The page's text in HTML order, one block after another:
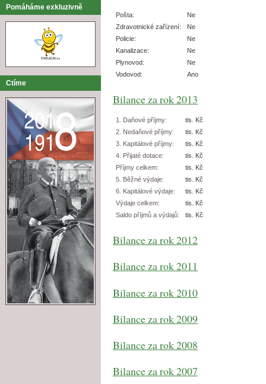
Pomáháme exkluzivně
Ctíme
Pošta:
Ne
Zdravotnické zařízení:
Ne
Policie:
Ne
Kanalizace:
Ne
Plynovod:
Ne
Vodovod:
Ano
Bilance za rok 2013
1. Daňové příjmy:
tis. Kč
2. Nedaňové příjmy:
tis. Kč
3. Kapitálové příjmy:
tis. Kč
4. Přijaté dotace:
tis. Kč
Příjmy celkem:
tis. Kč
5. Běžné výdaje:
tis. Kč
6. Kapitálové výdaje:
tis. Kč
Výdaje celkem:
tis. Kč
Saldo příjmů a výdajů:
tis. Kč
Bilance za rok 2012
Bilance za rok 2011
Bilance za rok 2010
Bilance za rok 2009
Bilance za rok 2008
Bilance za rok 2007